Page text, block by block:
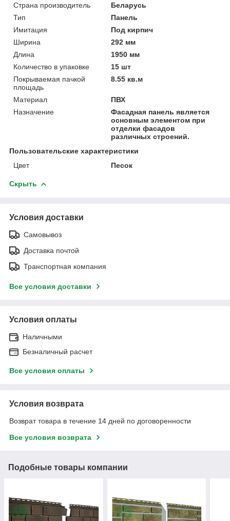
Страна производитель
Беларусь
Тип
Панель
Имитация
Под кирпич
Ширина
292 мм
Длина
1950 мм
Количество в упаковке
15 шт
Покрываемая пачкой
площадь
8.55 кв.м
Материал
ПВХ
Назначение
Фасадная панель является
основным элементом при
отделки фасадов
различных строений.
Пользовательские характеристики
Цвет
Песок
Скрыть
Условия доставки
Самовывоз
Доставка почтой
Транспортная компания
Все условия доставки
Условия оплаты
Наличными
Безналичный расчет
Все условия оплаты
Условия возврата
Возврат товара в течение 14 дней по договоренности
Все условия возврата
Подобные товары компании